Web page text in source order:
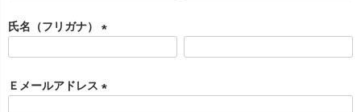
須
氏名（フリガナ）
須
Ｅメールアドレス